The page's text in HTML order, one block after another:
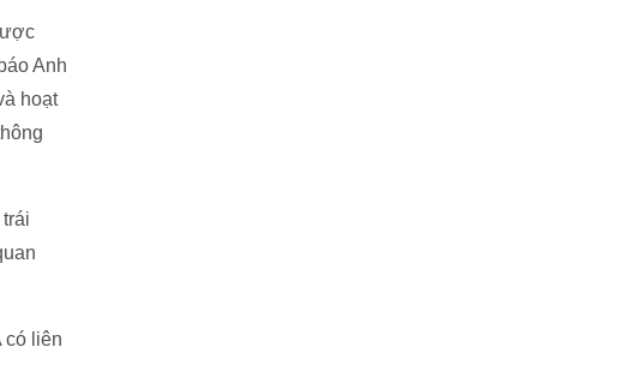
Anh
hoạt
có liên